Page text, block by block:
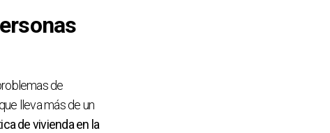
de
lleva más de un
de vivienda en la